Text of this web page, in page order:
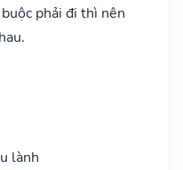
phải đi thì nên
lành